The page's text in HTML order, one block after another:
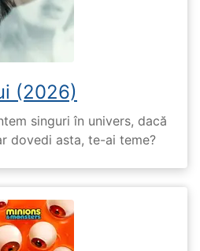
(2026)
singuri în univers, dacă
dovedi asta, te-ai teme?